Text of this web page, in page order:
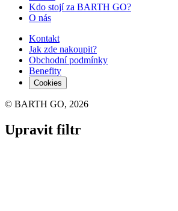
Kdo stojí za BARTH GO?
O nás
Kontakt
Jak zde nakoupit?
Obchodní podmínky
Benefity
Cookies
© BARTH GO, 2026
Upravit filtr